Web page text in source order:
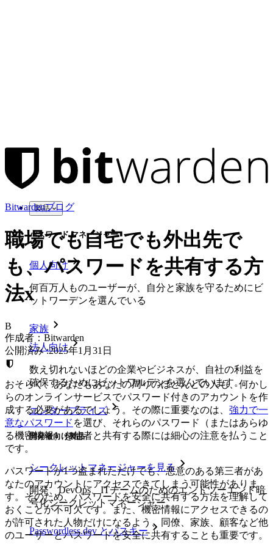
製品
パスワード マネージャー
個人向け
何百万人ものユーザーが、自分と家族を守るためにビ
ットワーデンを選んでいる
家族
法人向け
数え切れないほどの企業やビジネスが、自社の利益を
確保するためにビットワルデンを選んでいます。
エンタープライズ
開発者向け製品
シークレットマネージャーを見る
開発、DevOps、ITチームのためのエンドツーエンド暗
号化シークレットマネージャー。
Passwordless.dev とパスキー
Bitwardenブログ
職場でも自宅でも外出先で
も、パスワードを共有する方
法x
B
作成者： Bitwarden
公開済み:2025年1月31日
おそらく、あなたもあなたの周りのほとんどの人も、何かし
らのオンラインサービスでパスワード付きのアカウントを作
成する必要があるでしょう。その際に重要なのは、 強力で一
意なパスワード を選び、それらのパスワード（またはあらゆ
る機密情報）を他者と共有する際には細心の注意を払うこと
です。
パスワードが1つ盗まれただけでも、悪意のある第三者があ
なたのアカウントにアクセスできてしまう可能性がありま
す。そのため、パスワードを安全に共有する方法を理解して
おくことが不可欠です。また、機密情報にアクセスできるの
が許可された人物だけになるよう、同僚、家族、顧客など他
のユーザーとパスワードを安全に共有することも重要です。